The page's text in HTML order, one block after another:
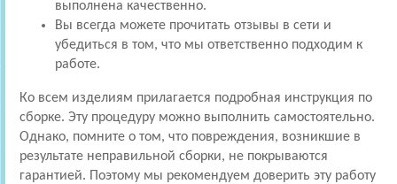
выполнена качественно.
Вы всегда можете прочитать отзывы в сети и
убедиться в том, что мы ответственно подходим к
работе.
Ко всем изделиям прилагается подробная инструкция по
сборке. Эту процедуру можно выполнить самостоятельно.
Однако, помните о том, что повреждения, возникшие в
результате неправильной сборки, не покрываются
гарантией. Поэтому мы рекомендуем доверить эту работу